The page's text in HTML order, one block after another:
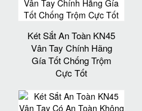
Két Sắt An Toàn KN45
Vân Tay Chính Hãng
Gía Tốt Chống Trộm
Cực Tốt